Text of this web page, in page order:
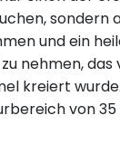
sondern
und ein
nehmen,
kreiert wurde.
von 35